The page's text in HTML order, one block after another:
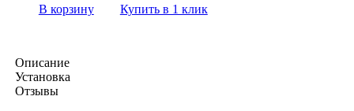
В корзину Купить в 1 клик
Описание
Установка
Отзывы